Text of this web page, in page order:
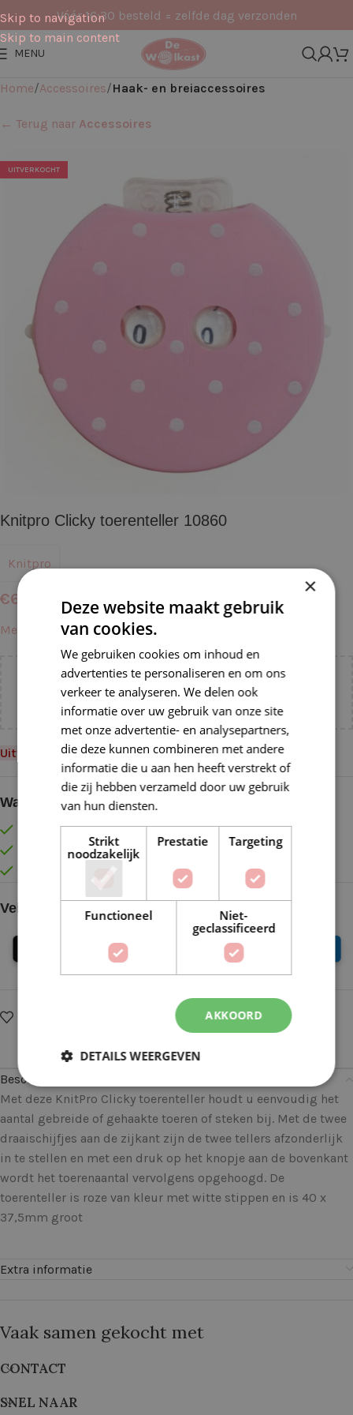
Skip to navigation
Skip to main content
Vóór 16:30 besteld = zelfde dag verzonden
MENU
Home Accessoires Haak- en breiaccessoires
← Terug naar Accessoires
UITVERKOCHT
Knitpro Clicky toerenteller 10860
Knitpro
€6,50
Meer informatie →
Voeg nog€ 55,00toe voorgratis verzending binnen
Uitverkocht
Waarom kopen bij de Wolkast?
Lage verzendkosten vanaf € 4,99 binnen NL
Gratis verzonden vanaf €55,-
Vóór 16:30 besteld = Zelfde (werk)dag verzonden
Veilig online betalen
Delen:
Beschrijving
Met deze KnitPro Clicky toerenteller houdt u eenvoudig het
aantal gebreide of gehaakte toeren of steken bij. Met de twee
draaischijfjes aan de zijkant zijn de twee tellers afzonderlijk
in te stellen en met een druk op het knopje aan de bovenkant
wordt het toerenaantal vervolgens opgehoogd. De
toerenteller is roze van kleur met witte stippen en is 40 x
37,5mm groot
Extra informatie
Vaak samen gekocht met
CONTACT
SNEL NAAR
×
Deze website maakt gebruik
van cookies.
We gebruiken cookies om inhoud en
advertenties te personaliseren en om ons
verkeer te analyseren. We delen ook
informatie over uw gebruik van onze site
met onze advertentie- en analysepartners,
die deze kunnen combineren met andere
informatie die u aan hen heeft verstrekt of
die zij hebben verzameld door uw gebruik
van hun diensten.
Strikt
noodzakelijk
Prestatie Targeting
Functioneel
Niet-
geclassificeerd
AKKOORD
DETAILS WEERGEVEN